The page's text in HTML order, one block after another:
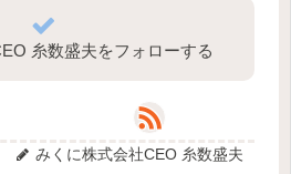
糸数盛夫をフォローする
みくに株式会社CEO 糸数盛夫